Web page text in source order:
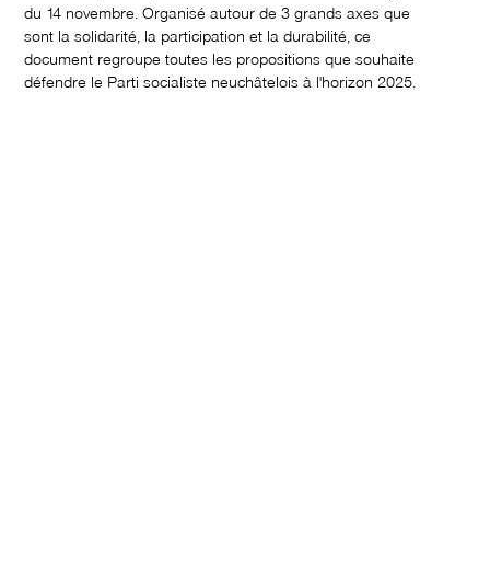
du 14 novembre. Organisé autour de 3 grands axes que
sont la solidarité, la participation et la durabilité, ce
document regroupe toutes les propositions que souhaite
défendre le Parti socialiste neuchâtelois à l'horizon 2025.